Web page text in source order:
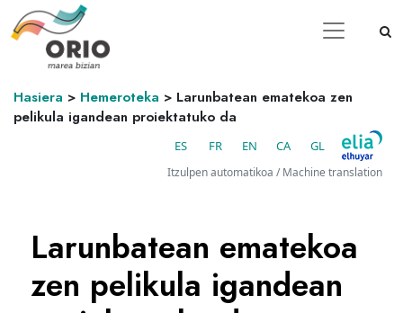
Hasiera > Hemeroteka > Larunbatean ematekoa zen
pelikula igandean proiektatuko da
ES FR EN CA GL
Itzulpen automatikoa / Machine translation
Larunbatean ematekoa
zen pelikula igandean